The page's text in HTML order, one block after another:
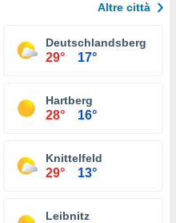
Altre città
Deutschlandsberg
29° 17°
Hartberg
28° 16°
Knittelfeld
29° 13°
Leibnitz